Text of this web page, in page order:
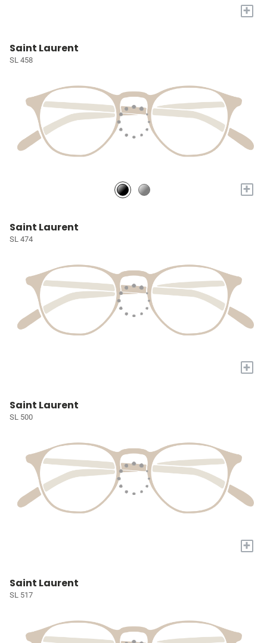
+
Saint Laurent
SL 458
+
Saint Laurent
SL 474
+
Saint Laurent
SL 500
+
Saint Laurent
SL 517